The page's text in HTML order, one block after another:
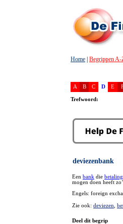
Home Begrippen A-
A B C D E
Trefwoord:
deviezenbank
Een bank die
mogen doen heeft
Engels: foreign
Zie ook: deviezen
Deel dit begrip